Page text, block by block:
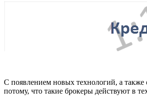
С появлением новых технологий, а также
потому, что такие брокеры действуют в